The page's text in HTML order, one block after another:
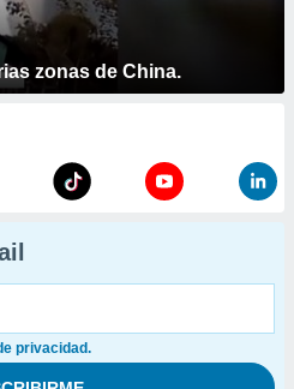
zonas de China.
privacidad.